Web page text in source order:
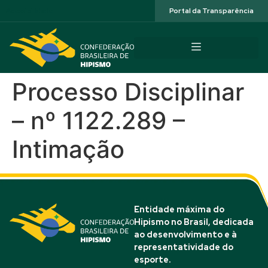
Portal da Transparência
Processo Disciplinar
– nº 1122.289 –
Intimação
Entidade máxima do
Hipismo no Brasil, dedicada
ao desenvolvimento e à
representatividade do
esporte.